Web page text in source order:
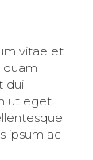
vitae et
quam
dui.
ut eget
ipsum ac